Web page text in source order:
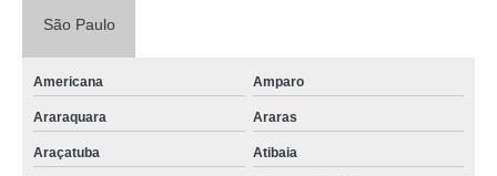
São Paulo
Americana Amparo
Araraquara Araras
Araçatuba Atibaia